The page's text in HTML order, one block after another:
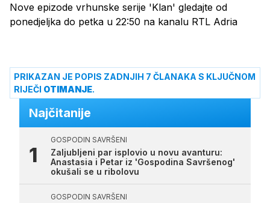
Nove epizode vrhunske serije 'Klan' gledajte od
ponedjeljka do petka u 22:50 na kanalu RTL Adria
PRIKAZAN JE POPIS ZADNJIH 7 ČLANAKA S KLJUČNOM
RIJEČI OTIMANJE.
Najčitanije
GOSPODIN SAVRŠENI
Zaljubljeni par isplovio u novu avanturu:
Anastasia i Petar iz 'Gospodina Savršenog'
okušali se u ribolovu
GOSPODIN SAVRŠENI